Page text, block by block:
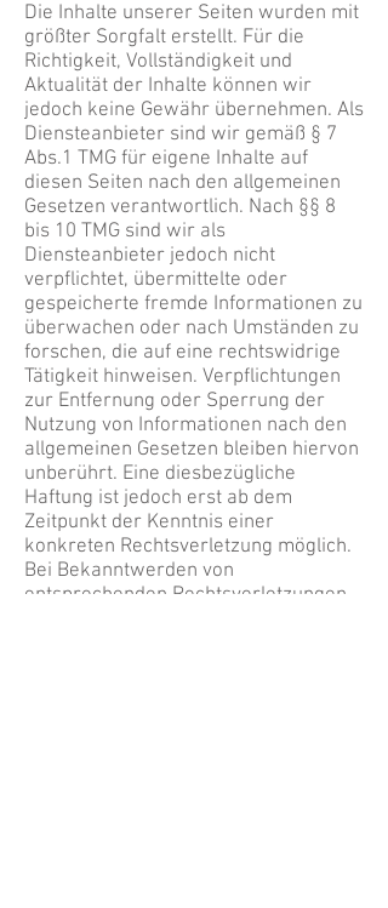
Die Inhalte unserer Seiten wurden mit
größter Sorgfalt erstellt. Für die
Richtigkeit, Vollständigkeit und
Aktualität der Inhalte können wir
jedoch keine Gewähr übernehmen. Als
Diensteanbieter sind wir gemäß § 7
Abs.1 TMG für eigene Inhalte auf
diesen Seiten nach den allgemeinen
Gesetzen verantwortlich. Nach §§ 8
bis 10 TMG sind wir als
Diensteanbieter jedoch nicht
verpflichtet, übermittelte oder
gespeicherte fremde Informationen zu
überwachen oder nach Umständen zu
forschen, die auf eine rechtswidrige
Tätigkeit hinweisen. Verpflichtungen
zur Entfernung oder Sperrung der
Nutzung von Informationen nach den
allgemeinen Gesetzen bleiben hiervon
unberührt. Eine diesbezügliche
Haftung ist jedoch erst ab dem
Zeitpunkt der Kenntnis einer
konkreten Rechtsverletzung möglich.
Bei Bekanntwerden von
entsprechenden Rechtsverletzungen